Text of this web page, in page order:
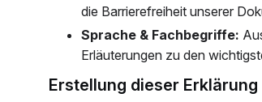
die Barrierefreiheit unserer
Sprache & Fachbegriffe:
Erläuterungen zu den
Erstellung dieser Erklärung